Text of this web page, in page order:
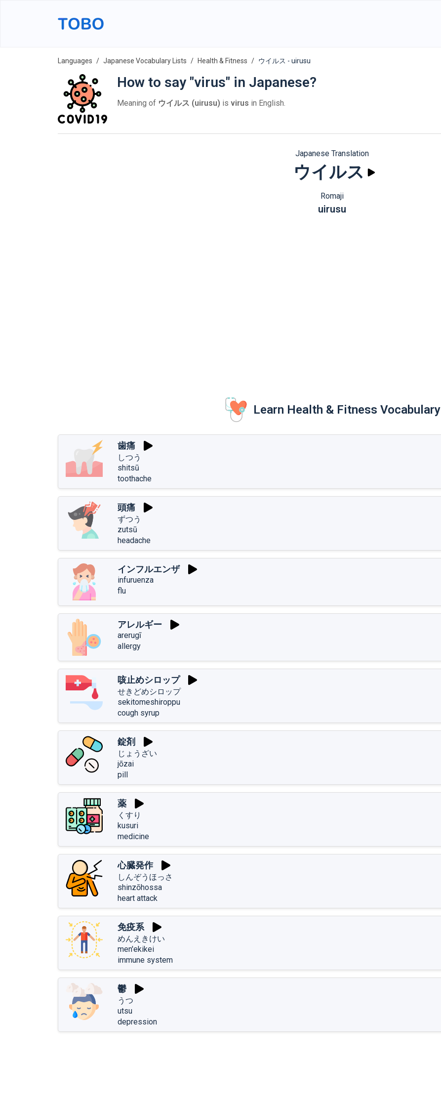
Languages Japanese Vocabulary Lists Health & Fitness ウイルス - uirusu
How to say "virus" in Japanese?
Meaning of ウイルス (uirusu) is virus in English.
Japanese Translation
ウイルス
Romaji
uirusu
Learn Health & Fitness Vocabulary
歯痛
しつう
shitsū
toothache
頭痛
ずつう
zutsū
headache
インフルエンザ
infuruenza
flu
アレルギー
arerugī
allergy
咳止めシロップ
せきどめシロップ
sekitomeshiroppu
cough syrup
錠剤
じょうざい
jōzai
pill
薬
くすり
kusuri
medicine
心臓発作
しんぞうほっさ
shinzōhossa
heart attack
免疫系
めんえきけい
men'ekikei
immune system
鬱
うつ
utsu
depression